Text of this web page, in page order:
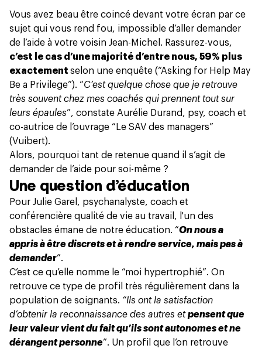
Vous avez beau être coincé devant votre écran par ce
sujet qui vous rend fou, impossible d’aller demander
de l’aide à votre voisin Jean-Michel. Rassurez-vous,
c’est le cas d’une majorité d’entre nous, 59% plus
exactement selon une enquête (“Asking for Help May
Be a Privilege”). “C’est quelque chose que je retrouve
très souvent chez mes coachés qui prennent tout sur
leurs épaules”, constate Aurélie Durand, psy, coach et
co-autrice de l’ouvrage “Le SAV des managers”
(Vuibert).
Alors, pourquoi tant de retenue quand il s’agit de
demander de l’aide pour soi-même ?
Une question d’éducation
Pour Julie Garel, psychanalyste, coach et
conférencière qualité de vie au travail, l'un des
obstacles émane de notre éducation. “On nous a
appris à être discrets et à rendre service, mais pas à
demander”.
C’est ce qu’elle nomme le “moi hypertrophié”. On
retrouve ce type de profil très régulièrement dans la
population de soignants. “Ils ont la satisfaction
d’obtenir la reconnaissance des autres etpensent que
leur valeur vient du fait qu’ils sont autonomes et ne
dérangent personne”. Un profil que l’on retrouve